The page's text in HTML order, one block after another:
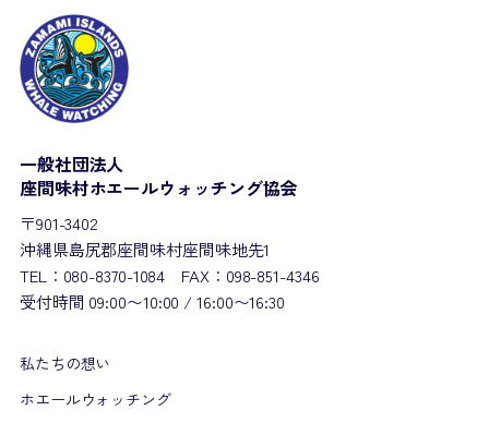
一般社団法人
座間味村ホエールウォッチング協会
〒901-3402
沖縄県島尻郡座間味村座間味地先1
TEL：080-8370-1084 FAX：098-851-4346
受付時間 09:00〜10:00 / 16:00〜16:30
私たちの想い
ホエールウォッチング